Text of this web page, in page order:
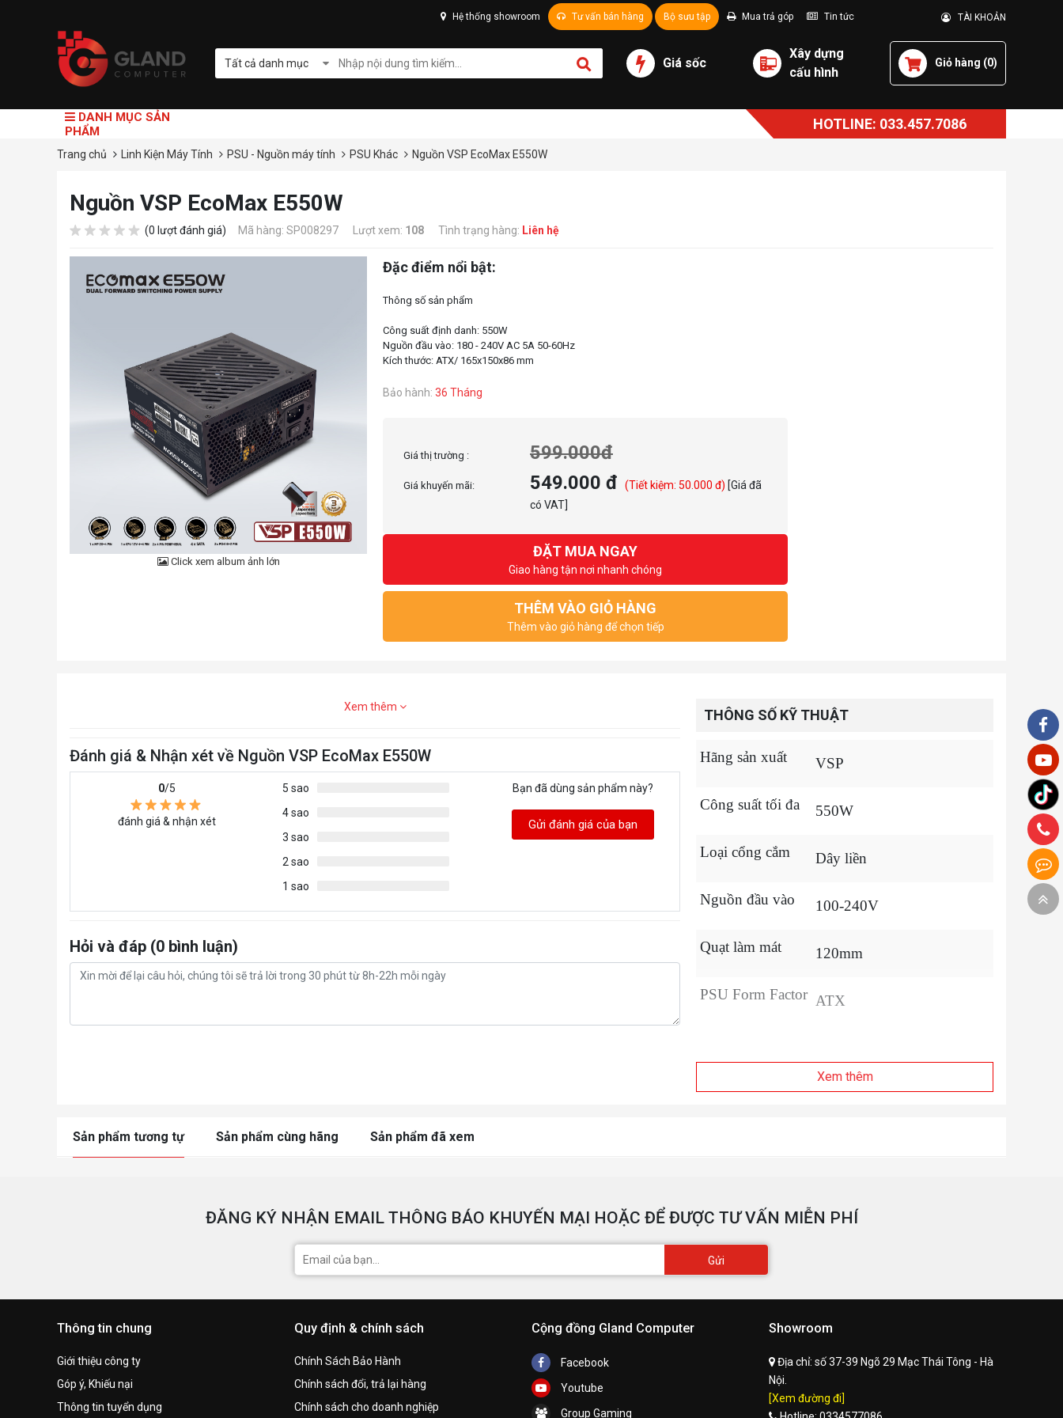
Hệ thống showroom Tư vấn bán hàng Bộ sưu tập Mua trả góp Tin tức TÀI KHOẢN
Tất cả danh mục Giá sốc
Xây dựng
cấu hình
Giỏ hàng (0)
DANH MỤC SẢN
PHẨM
HOTLINE: 033.457.7086
Trang chủ Linh Kiện Máy Tính PSU - Nguồn máy tính PSU Khác Nguồn VSP EcoMax E550W
Nguồn VSP EcoMax E550W
(0 lượt đánh giá) Mã hàng: SP008297 Lượt xem: 108 Tình trạng hàng: Liên hệ
Click xem album ảnh lớn
Đặc điểm nổi bật:
Thông số sản phẩm
Công suất định danh: 550W
Nguồn đầu vào: 180 - 240V AC 5A 50-60Hz
Bảo hành: 36 Tháng
Giá thị trường : 599.000đ
Giá khuyến mãi: 549.000 đ (Tiết kiệm: 50.000 đ) [Giá đã
có VAT]
ĐẶT MUA NGAY
Giao hàng tận nơi nhanh chóng
THÊM VÀO GIỎ HÀNG
Thêm vào giỏ hàng để chọn tiếp
Xem thêm
Đánh giá & Nhận xét về Nguồn VSP EcoMax E550W
0/5
đánh giá & nhận xét
5 sao
4 sao
3 sao
2 sao
1 sao
Bạn đã dùng sản phẩm này?
Gửi đánh giá của bạn
Hỏi và đáp (0 bình luận)
THÔNG SỐ KỸ THUẬT
Hãng sản xuất VSP
Công suất tối đa 550W
Loại cổng cắm Dây liền
Nguồn đầu vào 100-240V
Quạt làm mát 120mm
PSU Form Factor ATX
Xem thêm
Sản phẩm tương tự Sản phẩm cùng hãng Sản phẩm đã xem
ĐĂNG KÝ NHẬN EMAIL THÔNG BÁO KHUYẾN MẠI HOẶC ĐỂ ĐƯỢC TƯ VẤN MIỄN PHÍ
Gửi
Thông tin chung
Giới thiệu công ty
Góp ý, Khiếu nại
Thông tin tuyển dụng
Quy định & chính sách
Chính Sách Bảo Hành
Chính sách đổi, trả lại hàng
Chính sách cho doanh nghiệp
Cộng đồng Gland Computer
Facebook
Youtube
Group Gaming
Showroom
Địa chỉ: số 37-39 Ngõ 29 Mạc Thái Tông - Hà
Nội.
[Xem đường đi]